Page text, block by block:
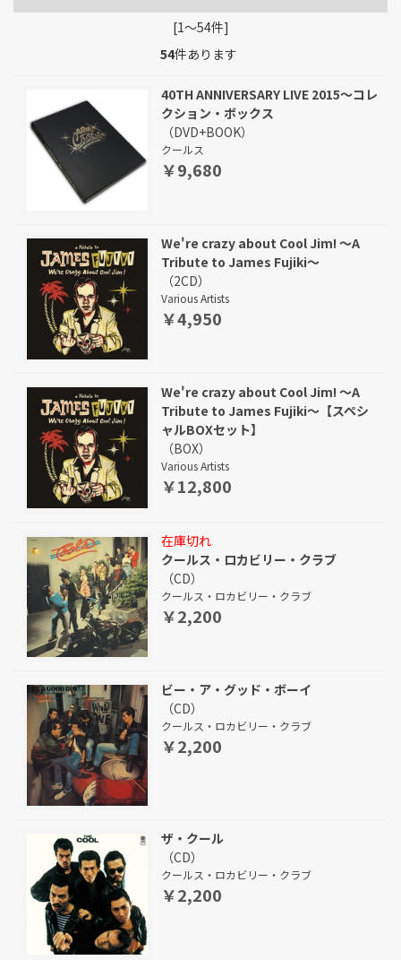
[1～54件]
54件あります
40TH ANNIVERSARY LIVE 2015～コレ
クション・ボックス
（DVD+BOOK）
クールス
￥9,680
We're crazy about Cool Jim! ～A
Tribute to James Fujiki～
（2CD）
Various Artists
￥4,950
We're crazy about Cool Jim! ～A
Tribute to James Fujiki～【スペシ
ャルBOXセット】
（BOX）
Various Artists
￥12,800
在庫切れ
クールス・ロカビリー・クラブ
（CD）
クールス・ロカビリー・クラブ
￥2,200
ビー・ア・グッド・ボーイ
（CD）
クールス・ロカビリー・クラブ
￥2,200
ザ・クール
（CD）
クールス・ロカビリー・クラブ
￥2,200